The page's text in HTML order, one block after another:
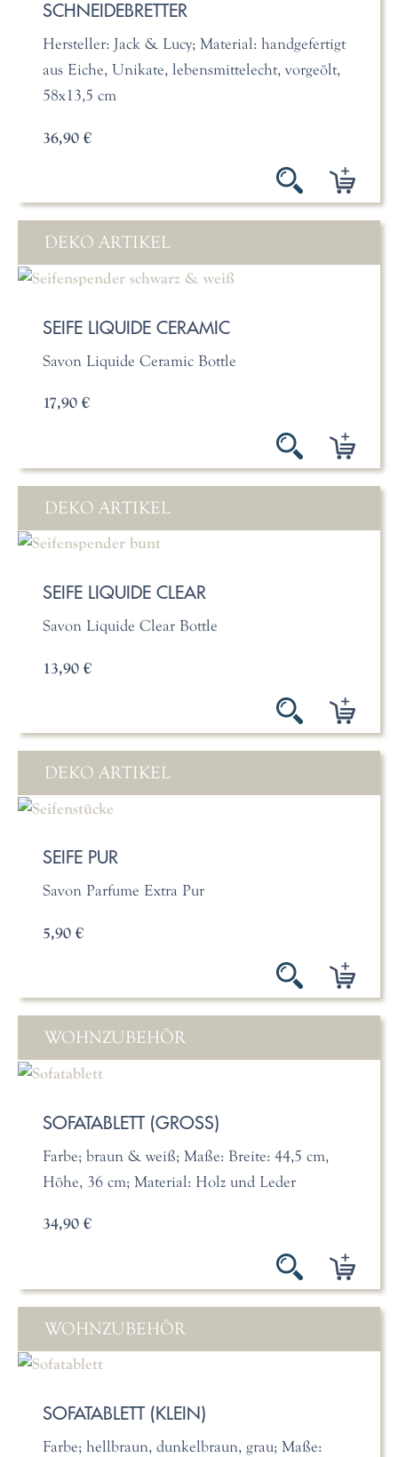
SCHNEIDEBRETTER
Hersteller: Jack & Lucy; Material: handgefertigt
aus Eiche, Unikate, lebensmittelecht, vorgeölt,
58x13,5 cm
36,90 €
DEKO ARTIKEL
SEIFE LIQUIDE CERAMIC
Savon Liquide Ceramic Bottle
17,90 €
DEKO ARTIKEL
SEIFE LIQUIDE CLEAR
Savon Liquide Clear Bottle
13,90 €
DEKO ARTIKEL
SEIFE PUR
Savon Parfume Extra Pur
5,90 €
WOHNZUBEHÖR
SOFATABLETT (GROSS)
Farbe; braun & weiß; Maße: Breite: 44,5 cm,
Höhe, 36 cm; Material: Holz und Leder
34,90 €
WOHNZUBEHÖR
SOFATABLETT (KLEIN)
Farbe; hellbraun, dunkelbraun, grau; Maße: